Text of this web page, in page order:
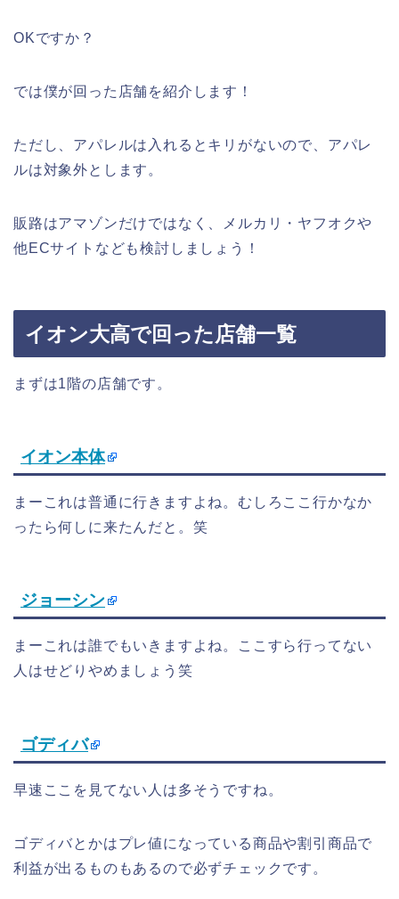
OKですか？
では僕が回った店舗を紹介します！
ただし、アパレルは入れるとキリがないので、アパレ
ルは対象外とします。
販路はアマゾンだけではなく、メルカリ・ヤフオクや
他ECサイトなども検討しましょう！
イオン大高で回った店舗一覧
まずは1階の店舗です。
イオン本体
まーこれは普通に行きますよね。むしろここ行かなか
ったら何しに来たんだと。笑
ジョーシン
まーこれは誰でもいきますよね。ここすら行ってない
人はせどりやめましょう笑
ゴディバ
早速ここを見てない人は多そうですね。
ゴディバとかはプレ値になっている商品や割引商品で
利益が出るものもあるので必ずチェックです。